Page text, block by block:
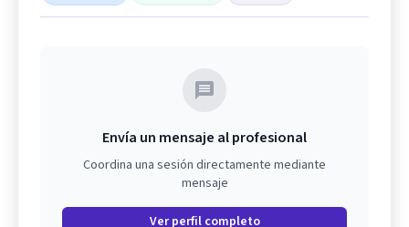
Envía un mensaje al profesional
Coordina una sesión directamente mediante
mensaje
Ver perfil completo